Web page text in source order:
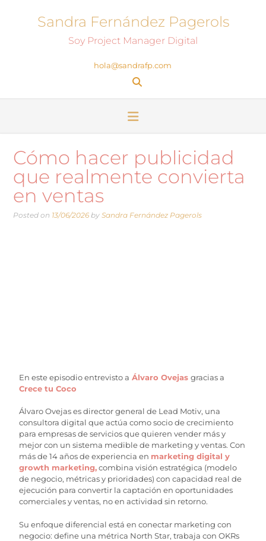
Sandra Fernández Pagerols
Soy Project Manager Digital
hola@sandrafp.com
Cómo hacer publicidad
que realmente convierta
en ventas
Posted on 13/06/2026 by Sandra Fernández Pagerols
En este episodio entrevisto a Álvaro Ovejas gracias a
Crece tu Coco
Álvaro Ovejas es director general de Lead Motiv, una
consultora digital que actúa como socio de crecimiento
para empresas de servicios que quieren vender más y
mejor con un sistema medible de marketing y ventas. Con
más de 14 años de experiencia en marketing digital y
growth marketing,combina visión estratégica (modelo
de negocio, métricas y prioridades) con capacidad real de
ejecución para convertir la captación en oportunidades
comerciales y ventas, no en actividad sin retorno.
Su enfoque diferencial está en conectar marketing con
negocio: define una métrica North Star, trabaja con OKRs